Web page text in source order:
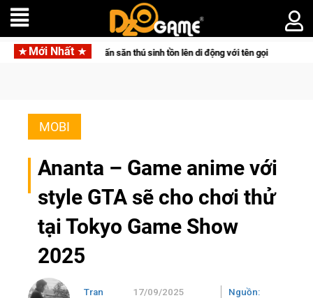
Mới Nhất
đưa bom tấn săn thú sinh tồn lên di động với tên gọi Palworld Online
MOBI
Ananta – Game anime với
style GTA sẽ cho chơi thử
tại Tokyo Game Show
2025
Tran
17/09/2025
Nguồn: